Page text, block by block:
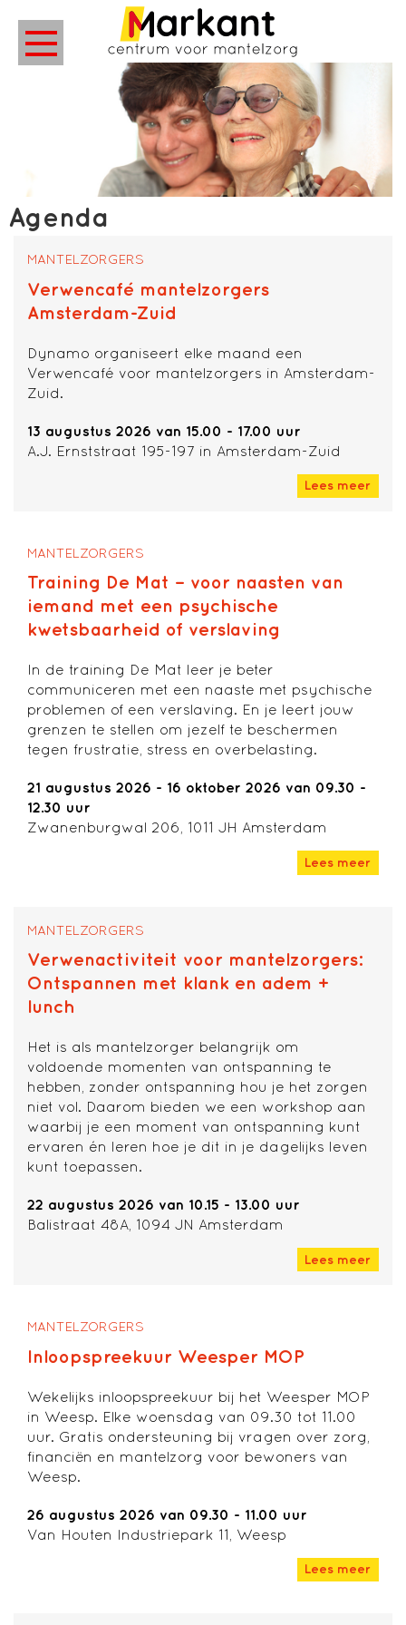
Agenda
MANTELZORGERS
Verwencafé mantelzorgers
Amsterdam-Zuid
Dynamo organiseert elke maand een
Verwencafé voor mantelzorgers in Amsterdam-
Zuid.
13 augustus 2026 van 15.00 - 17.00 uur
A.J. Ernststraat 195-197 in Amsterdam-Zuid
Lees meer
MANTELZORGERS
Training De Mat – voor naasten van
iemand met een psychische
kwetsbaarheid of verslaving
In de training De Mat leer je beter
communiceren met een naaste met psychische
problemen of een verslaving. En je leert jouw
grenzen te stellen om jezelf te beschermen
tegen frustratie, stress en overbelasting.
21 augustus 2026 - 16 oktober 2026 van 09.30 -
12.30 uur
Zwanenburgwal 206, 1011 JH Amsterdam
Lees meer
MANTELZORGERS
Verwenactiviteit voor mantelzorgers:
Ontspannen met klank en adem +
lunch
Het is als mantelzorger belangrijk om
voldoende momenten van ontspanning te
hebben, zonder ontspanning hou je het zorgen
niet vol. Daarom bieden we een workshop aan
waarbij je een moment van ontspanning kunt
ervaren én leren hoe je dit in je dagelijks leven
kunt toepassen.
22 augustus 2026 van 10.15 - 13.00 uur
Balistraat 48A, 1094 JN Amsterdam
Lees meer
MANTELZORGERS
Inloopspreekuur Weesper MOP
Wekelijks inloopspreekuur bij het Weesper MOP
in Weesp. Elke woensdag van 09.30 tot 11.00
uur. Gratis ondersteuning bij vragen over zorg,
financiën en mantelzorg voor bewoners van
Weesp.
26 augustus 2026 van 09.30 - 11.00 uur
Van Houten Industriepark 11, Weesp
Lees meer